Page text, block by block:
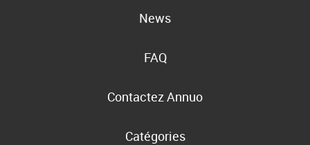
News
FAQ
Contactez Annuo
Catégories